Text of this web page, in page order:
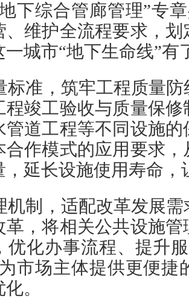
下综合管廊管理”专
、维护全流程要求，
城市“地下生命线”有
标准，筑牢工程质量
程竣工验收与质量保
管道工程等不同设施
合作模式的应用要求
，延长设施使用寿命，
机制，适配改革发展
革，将相关公共设施
优化办事流程、提升
市场主体提供更便捷
。